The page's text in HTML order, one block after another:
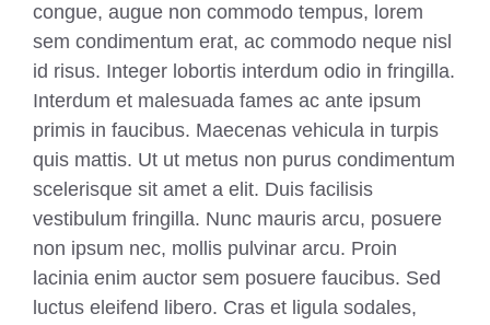
congue, augue non commodo tempus, lorem
sem condimentum erat, ac commodo neque nisl
id risus. Integer lobortis interdum odio in fringilla.
Interdum et malesuada fames ac ante ipsum
primis in faucibus. Maecenas vehicula in turpis
quis mattis. Ut ut metus non purus condimentum
scelerisque sit amet a elit. Duis facilisis
vestibulum fringilla. Nunc mauris arcu, posuere
non ipsum nec, mollis pulvinar arcu. Proin
lacinia enim auctor sem posuere faucibus. Sed
luctus eleifend libero. Cras et ligula sodales,